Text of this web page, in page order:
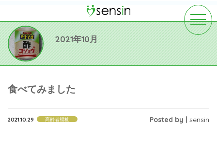
toggle
2021年10月
食べてみました
2021.10.29 高齢者福祉 Posted by | sensin